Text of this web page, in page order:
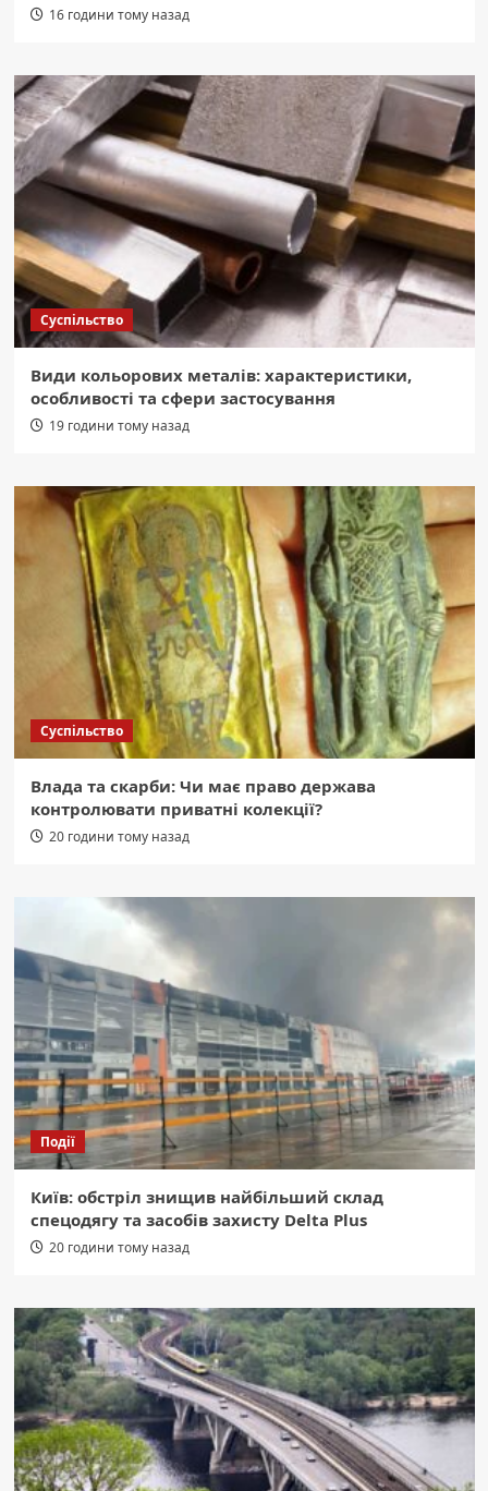
16 години тому назад
Суспільство
Види кольорових металів: характеристики,
особливості та сфери застосування
19 години тому назад
Суспільство
Влада та скарби: Чи має право держава
контролювати приватні колекції?
20 години тому назад
Події
Київ: обстріл знищив найбільший склад
спецодягу та засобів захисту Delta Plus
20 години тому назад